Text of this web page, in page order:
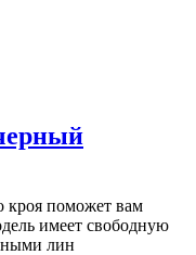
кроя поможет вам
имеет свободную
лин